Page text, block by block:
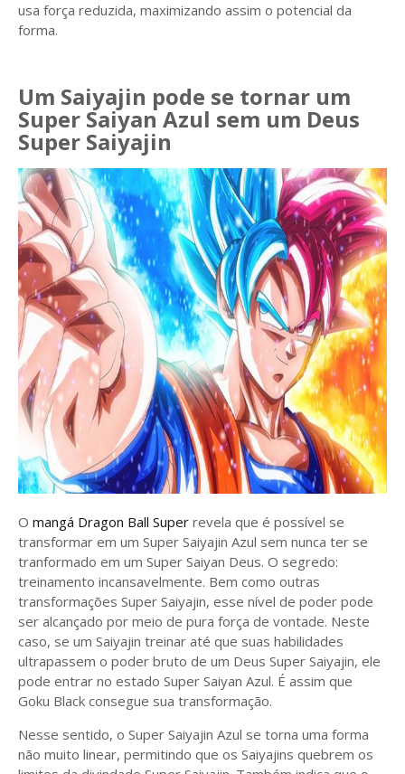
usa força reduzida, maximizando assim o potencial da
forma.
Um Saiyajin pode se tornar um
Super Saiyan Azul sem um Deus
Super Saiyajin
O mangá Dragon Ball Super revela que é possível se
transformar em um Super Saiyajin Azul sem nunca ter se
tranformado em um Super Saiyan Deus. O segredo:
treinamento incansavelmente. Bem como outras
transformações Super Saiyajin, esse nível de poder pode
ser alcançado por meio de pura força de vontade. Neste
caso, se um Saiyajin treinar até que suas habilidades
ultrapassem o poder bruto de um Deus Super Saiyajin, ele
pode entrar no estado Super Saiyan Azul. É assim que
Goku Black consegue sua transformação.
Nesse sentido, o Super Saiyajin Azul se torna uma forma
não muito linear, permitindo que os Saiyajins quebrem os